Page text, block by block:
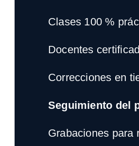
Clases 100 %
Docentes
Correcciones en
Seguimiento del
Grabaciones para